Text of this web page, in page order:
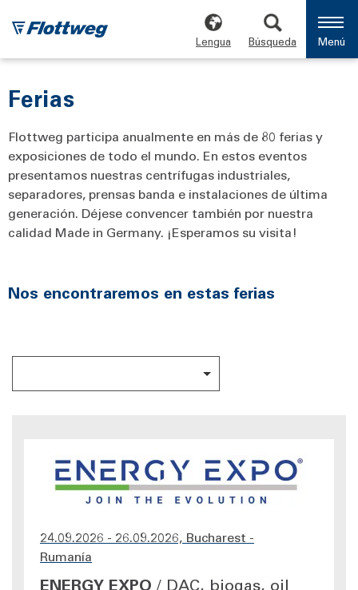
Lengua Búsqueda Menú
Ferias
Flottweg participa anualmente en más de 80 ferias y
exposiciones de todo el mundo. En estos eventos
presentamos nuestras centrífugas industriales,
separadores, prensas banda e instalaciones de última
generación. Déjese convencer también por nuestra
calidad Made in Germany. ¡Esperamos su visita!
Nos encontraremos en estas ferias
24.09.2026 - 26.09.2026, Bucharest -
Rumanía
ENERGY EXPO / DAC, biogas, oil